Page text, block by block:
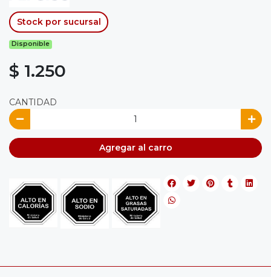
Stock por sucursal
Disponible
$ 1.250
CANTIDAD
Agregar al carro